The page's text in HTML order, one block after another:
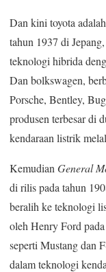
Dan kini toyota
tahun 1937 di
teknologi hibrida
Dan bolkswagen,
Porsche, Bentley,
produsen terbesar di
kendaraan listrik
Kemudian General
di rilis pada tahun
beralih ke teknologi
oleh Henry Ford
seperti Mustang dan
dalam teknologi